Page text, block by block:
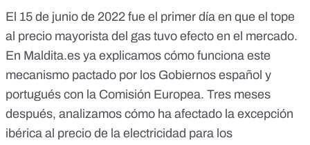
El 15 de junio de 2022 fue el primer día en que el tope
al precio mayorista del gas tuvo efecto en el mercado.
En Maldita.es ya explicamos cómo funciona este
mecanismo pactado por los Gobiernos español y
portugués con la Comisión Europea. Tres meses
después, analizamos cómo ha afectado la excepción
ibérica al precio de la electricidad para los